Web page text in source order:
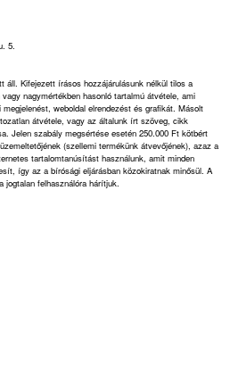
5.
áll. Kifejezett írásos hozzájárulásunk nélkül tilos a
nagymértékben hasonló tartalmú átvétele, ami
weboldal elrendezést és grafikát. Másolt
átvétele, vagy az általunk írt szöveg, cikk
Jelen szabály megsértése esetén 250.000 Ft kötbért
(szellemi termékünk átvevőjének), azaz a
tartalomtanúsítást használunk, amit minden
így az a bírósági eljárásban közokiratnak minősül. A
felhasználóra hárítjuk.